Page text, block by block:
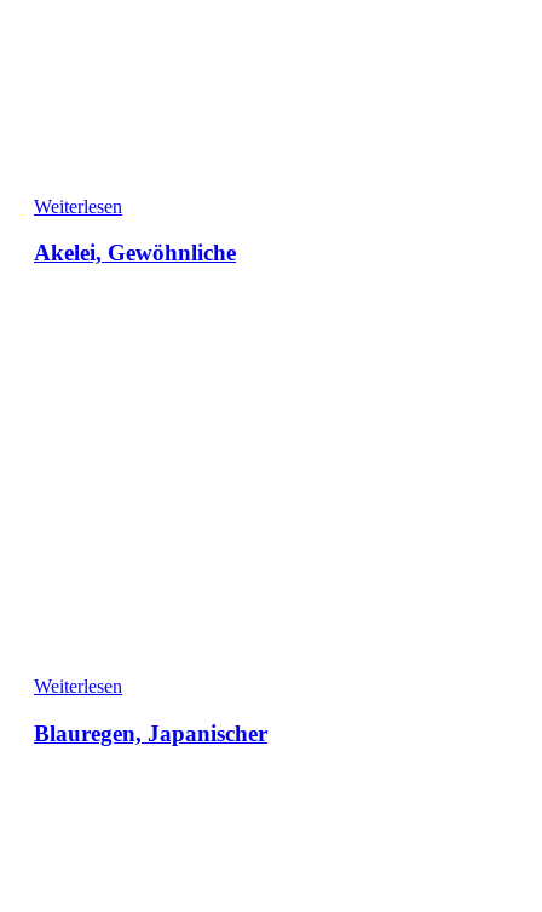
Weiterlesen
Akelei, Gewöhnliche
Weiterlesen
Blauregen, Japanischer